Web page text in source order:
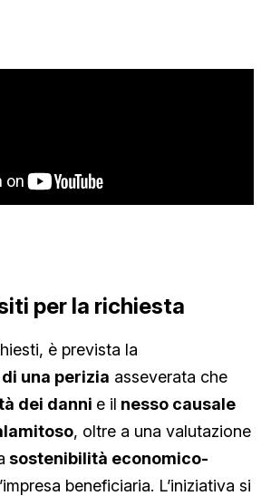
per la richiesta
è prevista la
una perizia asseverata che
dei danni e il nesso causale
, oltre a una valutazione
sostenibilità economico-
beneficiaria. L’iniziativa si